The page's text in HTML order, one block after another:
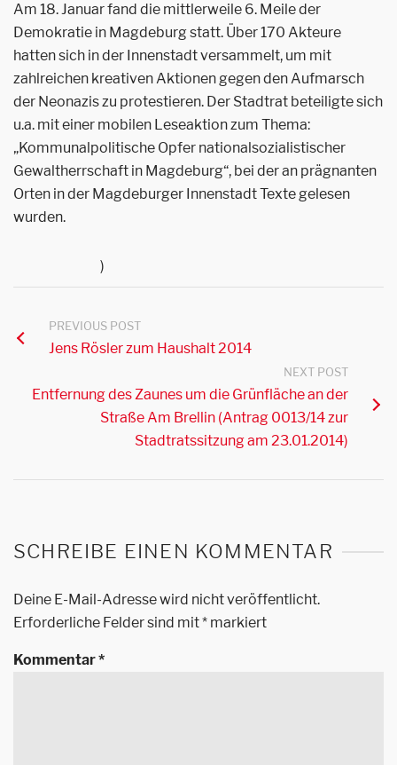
Am 18. Januar fand die mittlerweile 6. Meile der
Demokratie in Magdeburg statt. Über 170 Akteure
hatten sich in der Innenstadt versammelt, um mit
zahlreichen kreativen Aktionen gegen den Aufmarsch
der Neonazis zu protestieren. Der Stadtrat beteiligte sich
u.a. mit einer mobilen Leseaktion zum Thema:
„Kommunalpolitische Opfer nationalsozialistischer
Gewaltherrschaft in Magdeburg“, bei der an prägnanten
Orten in der Magdeburger Innenstadt Texte gelesen
wurden.
)
PREVIOUS POST
Jens Rösler zum Haushalt 2014
NEXT POST
Entfernung des Zaunes um die Grünfläche an der
Straße Am Brellin (Antrag 0013/14 zur
Stadtratssitzung am 23.01.2014)
SCHREIBE EINEN KOMMENTAR
Deine E-Mail-Adresse wird nicht veröffentlicht.
Erforderliche Felder sind mit* markiert
Kommentar*